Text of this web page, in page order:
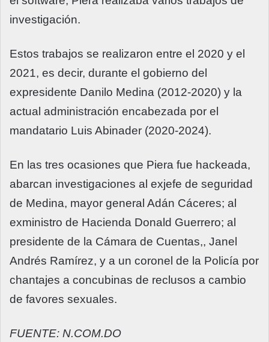
investigación.
Estos trabajos se realizaron entre el 2020 y el
2021, es decir, durante el gobierno del
expresidente Danilo Medina (2012-2020) y la
actual administración encabezada por el
mandatario Luis Abinader (2020-2024).
En las tres ocasiones que Piera fue hackeada,
abarcan investigaciones al exjefe de seguridad
de Medina, mayor general Adán Cáceres; al
exministro de Hacienda Donald Guerrero; al
presidente de la Cámara de Cuentas,, Janel
Andrés Ramírez, y a un coronel de la Policía por
chantajes a concubinas de reclusos a cambio
de favores sexuales.
FUENTE: N.COM.DO